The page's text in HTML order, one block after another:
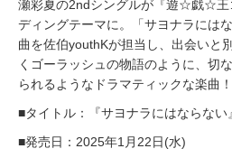
瀬彩夏の2ndシングルが『遊☆戯☆王
ディングテーマに。「サヨナラには
曲を佐伯youthKが担当し、出会いと
くゴーラッシュの物語のように、切
られるようなドラマティックな楽曲！
■タイトル：『サヨナラにはならない』
■発売日：2025年1月22日(水)